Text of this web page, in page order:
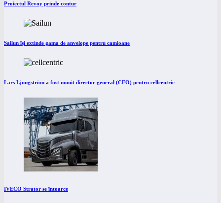
Proiectul Revoy prinde contur
Sailun își extinde gama de anvelope pentru camioane
Lars Ljungström a fost numit director general (CFO) pentru cellcentric
IVECO Strator se întoarce